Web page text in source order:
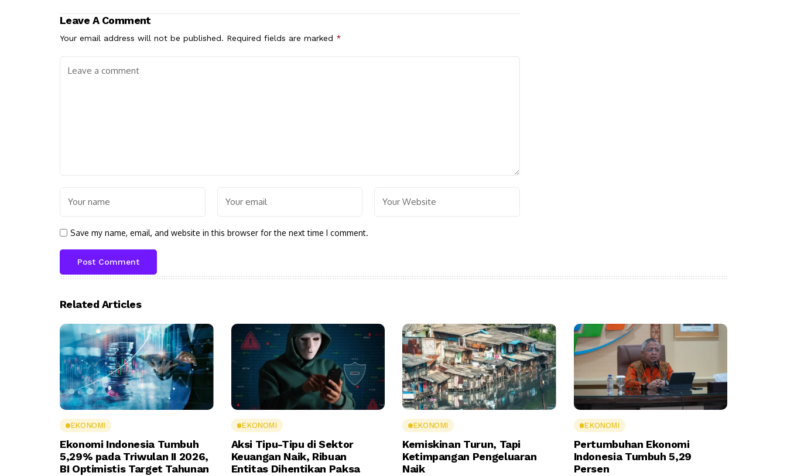
Leave A Comment
Your email address will not be published. Required fields are marked *
Save my name, email, and website in this browser for the next time I comment.
Related Articles
EKONOMI
Ekonomi Indonesia Tumbuh
5,29% pada Triwulan II 2026,
BI Optimistis Target Tahunan
EKONOMI
Aksi Tipu-Tipu di Sektor
Keuangan Naik, Ribuan
Entitas Dihentikan Paksa
EKONOMI
Kemiskinan Turun, Tapi
Ketimpangan Pengeluaran
Naik
EKONOMI
Pertumbuhan Ekonomi
Indonesia Tumbuh 5,29
Persen